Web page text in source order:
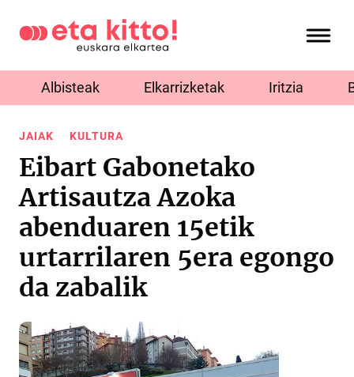
Albisteak Elkarrizketak Iritzia
JAIAK KULTURA
Eibart Gabonetako
Artisautza Azoka
abenduaren 15etik
urtarrilaren 5era egongo
da zabalik